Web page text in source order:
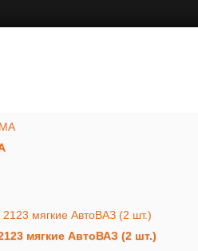
мягкие АвтоВАЗ (2 шт.)